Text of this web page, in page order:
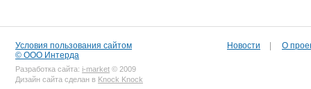
Условия пользования сайтом
© ООО Интерда
Разработка сайта: i-market © 2009
Дизайн сайта сделан в Knock Knock
Новости О